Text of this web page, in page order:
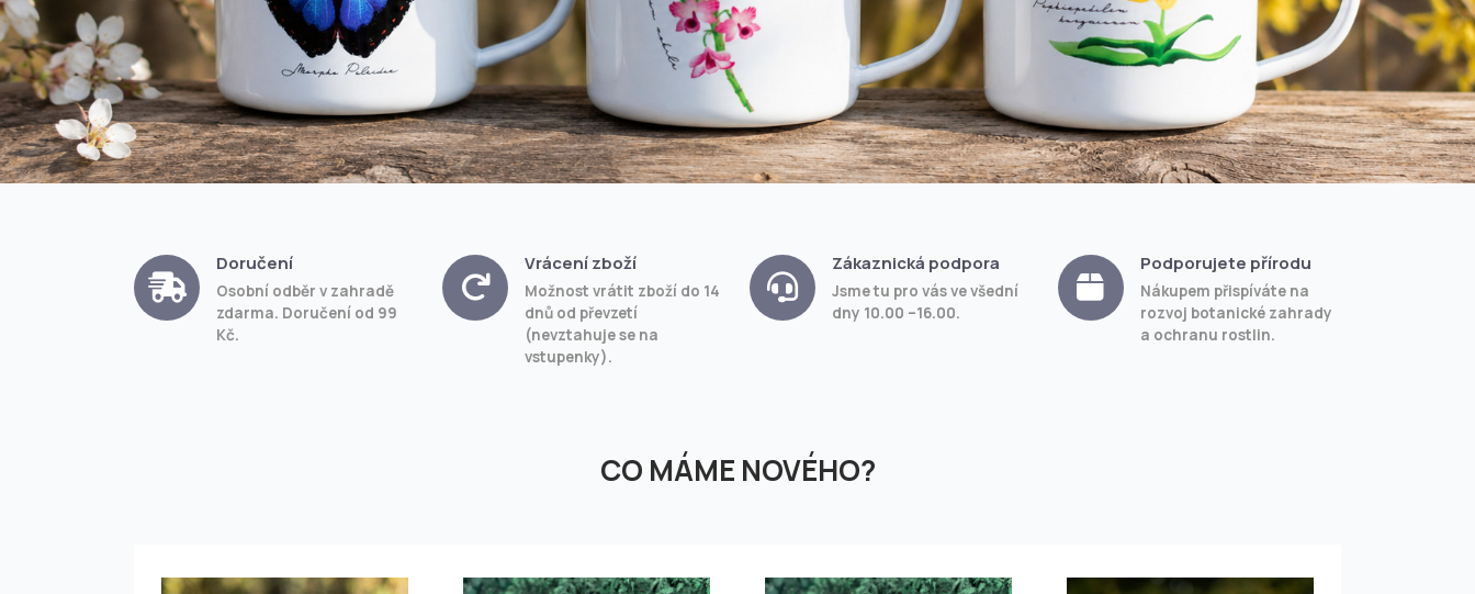
Doručení
Osobní odběr v zahradě
zdarma. Doručení od 99
Kč.
Vrácení zboží
Možnost vrátit zboží do 14
dnů od převzetí
(nevztahuje se na
vstupenky).
Zákaznická podpora
Jsme tu pro vás ve všední
dny 10.00 –16.00.
Podporujete přírodu
Nákupem přispíváte na
rozvoj botanické zahrady
a ochranu rostlin.
CO MÁME NOVÉHO?